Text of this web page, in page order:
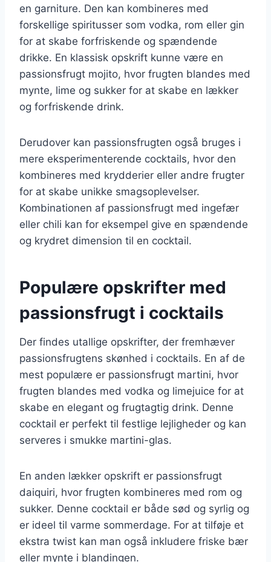
en garniture. Den kan kombineres med
forskellige spiritusser som vodka, rom eller gin
for at skabe forfriskende og spændende
drikke. En klassisk opskrift kunne være en
passionsfrugt mojito, hvor frugten blandes med
mynte, lime og sukker for at skabe en lækker
og forfriskende drink.
Derudover kan passionsfrugten også bruges i
mere eksperimenterende cocktails, hvor den
kombineres med krydderier eller andre frugter
for at skabe unikke smagsoplevelser.
Kombinationen af passionsfrugt med ingefær
eller chili kan for eksempel give en spændende
og krydret dimension til en cocktail.
Populære opskrifter med
passionsfrugt i cocktails
Der findes utallige opskrifter, der fremhæver
passionsfrugtens skønhed i cocktails. En af de
mest populære er passionsfrugt martini, hvor
frugten blandes med vodka og limejuice for at
skabe en elegant og frugtagtig drink. Denne
cocktail er perfekt til festlige lejligheder og kan
serveres i smukke martini-glas.
En anden lækker opskrift er passionsfrugt
daiquiri, hvor frugten kombineres med rom og
sukker. Denne cocktail er både sød og syrlig og
er ideel til varme sommerdage. For at tilføje et
ekstra twist kan man også inkludere friske bær
eller mynte i blandingen.